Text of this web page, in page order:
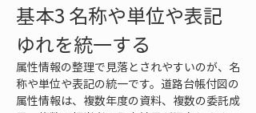
基本3 名称や単位や表記
ゆれを統一する
属性情報の整理で見落とされやすいのが、名
称や単位や表記の統一です。道路台帳付図の
属性情報は、複数年度の資料、複数の委託成